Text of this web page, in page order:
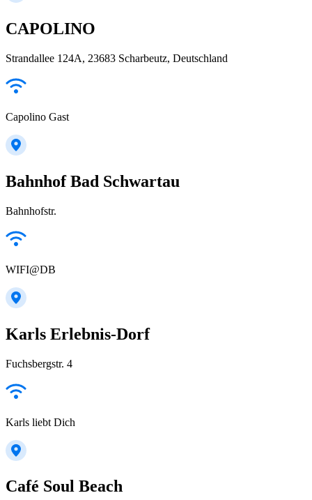
CAPOLINO
Strandallee 124A, 23683 Scharbeutz, Deutschland
Capolino Gast
Bahnhof Bad Schwartau
Bahnhofstr.
WIFI@DB
Karls Erlebnis-Dorf
Fuchsbergstr. 4
Karls liebt Dich
Café Soul Beach